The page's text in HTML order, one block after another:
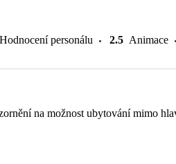
Hodnocení personálu 2.5 Animace
na možnost ubytování mimo